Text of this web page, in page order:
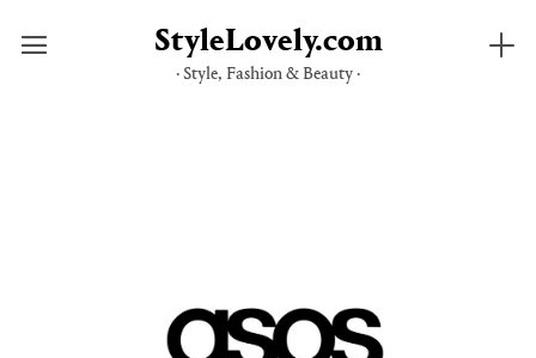
StyleLovely.com
· Style, Fashion & Beauty ·